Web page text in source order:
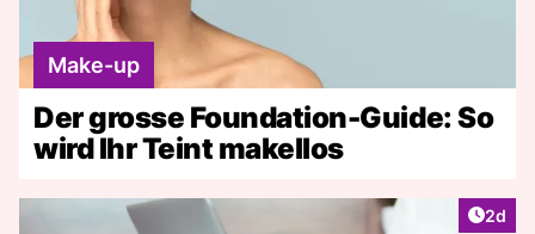
Make-up
Der grosse Foundation-Guide: So
wird Ihr Teint makellos
2d